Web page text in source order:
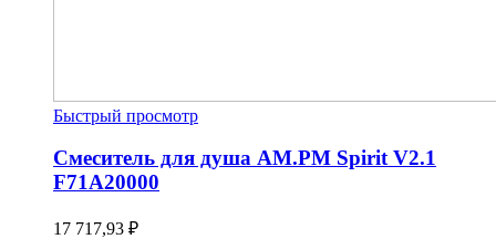
Быстрый просмотр
Смеситель для душа AM.PM Spirit V2.1
F71A20000
17 717,93 ₽